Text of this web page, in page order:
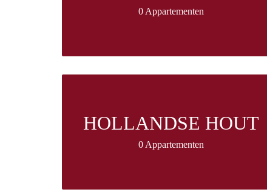
0 Appartementen
HOLLANDSE HOUT
0 Appartementen